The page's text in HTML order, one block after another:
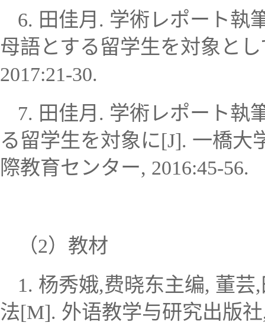
6. 田佳月 . 学術レポート執
母語とする留学生を対象とし
2017:21-30.
7. 田佳月 . 学術レポート執
る留学生を対象に[J]. 一橋大
際教育センター, 2016:45-56.
（2）教材
1. 杨秀娥,费晓东主编, 董芸,
法[M]. 外语教学与研究出版社